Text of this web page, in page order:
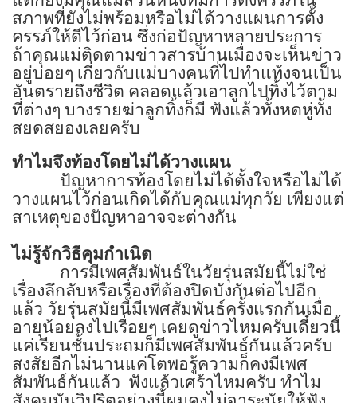
สภาพที่ยังไม่พร้อมหรือไม่ได้วางแผนการตั้ง
ครรภ์ให้ดีไว้ก่อน ซึ่งก่อปัญหาหลายประการ
ถ้าคุณแม่ติดตามข่าวสารบ้านเมื่องจะเห็นข่าว
อยู่บ่อยๆ เกี่ยวกับแม่บางคนที่ไปทำแท้งจนเป็น
อันตรายถึงชีวิต คลอดแล้วเอาลูกไปทิ้งไว้ตาม
ที่ต่างๆ บางรายฆ่าลูกทิ้งก็มี ฟังแล้วทั้งหดหู่ทั้ง
สยดสยองเลยครับ
ทำไมจึงท้องโดยไม่ได้วางแผน
ปัญหาการท้องโดยไม่ได้ตั้งใจหรือไม่ได้
วางแผนไว้ก่อนเกิดได้กับคุณแม่ทุกวัย เพียงแต่
สาเหตุของปัญหาอาจจะต่างกัน
ไม่รู้จักวิธีคุมกำเนิด
การมีเพศสัมพันธ์ในวัยรุ่นสมัยนี้ไม่ใช่
เรื่องลึกลับหรือเรื่องที่ต้องปิดบังกันต่อไปอีก
แล้ว วัยรุ่นสมัยนี้มีเพศสัมพันธ์ครั้งแรกกันเมื่อ
อายุน้อยลงไปเรื่อยๆ เคยดูข่าวไหมครับเดี๋ยวนี้
แค่เรียนชั้นประถมก็มีเพศสัมพันธ์กันแล้วครับ
สงสัยอีกไม่นานแค่โตพอรู้ความก็คงมีเพศ
สัมพันธ์กันแล้ว ฟังแล้วเศร้าไหมครับ ทำไม